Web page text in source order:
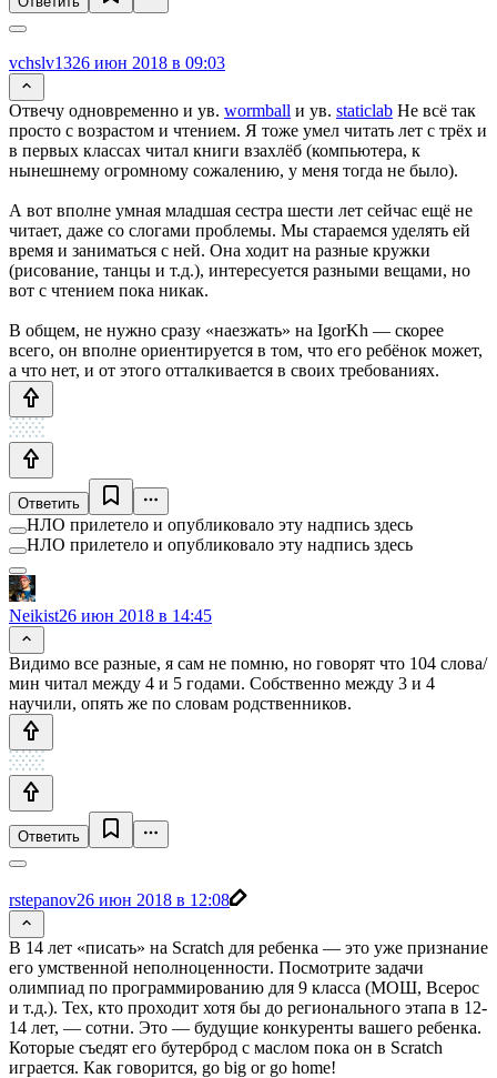
vchslv1326 июн 2018 в 09:03
Отвечу одновременно и ув. wormball и ув. staticlab Не всё так
просто с возрастом и чтением. Я тоже умел читать лет с трёх и
в первых классах читал книги взахлёб (компьютера, к
нынешнему огромному сожалению, у меня тогда не было).
А вот вполне умная младшая сестра шести лет сейчас ещё не
читает, даже со слогами проблемы. Мы стараемся уделять ей
время и заниматься с ней. Она ходит на разные кружки
(рисование, танцы и т.д.), интересуется разными вещами, но
вот с чтением пока никак.
В общем, не нужно сразу «наезжать» на IgorKh — скорее
всего, он вполне ориентируется в том, что его ребёнок может,
а что нет, и от этого отталкивается в своих требованиях.
Ответить
НЛО прилетело и опубликовало эту надпись здесь
НЛО прилетело и опубликовало эту надпись здесь
Neikist26 июн 2018 в 14:45
Видимо все разные, я сам не помню, но говорят что 104 слова/
мин читал между 4 и 5 годами. Собственно между 3 и 4
научили, опять же по словам родственников.
Ответить
rstepanov26 июн 2018 в 12:08
В 14 лет «писать» на Scratch для ребенка — это уже признание
его умственной неполноценности. Посмотрите задачи
олимпиад по программированию для 9 класса (МОШ, Всерос
и т.д.). Тех, кто проходит хотя бы до регионального этапа в 12-
14 лет, — сотни. Это — будущие конкуренты вашего ребенка.
Которые съедят его бутерброд с маслом пока он в Scratch
играется. Как говорится, go big or go home!